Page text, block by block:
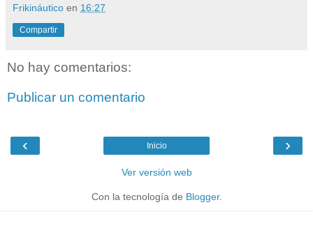
Frikináutico en 16:27
Compartir
No hay comentarios:
Publicar un comentario
‹ ›
Inicio
Ver versión web
Con la tecnología de Blogger.